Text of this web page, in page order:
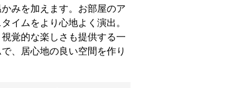
みを加えます。お部屋のア
イムをより心地よく演出。
覚的な楽しさも提供する一
、居心地の良い空間を作り